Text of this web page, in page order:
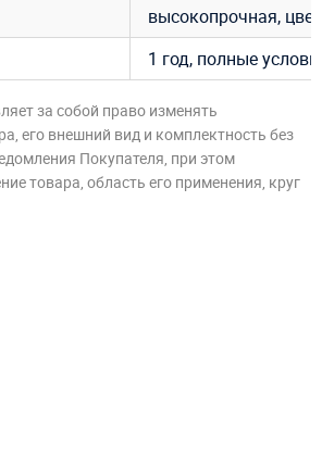
высокопрочная,
1 год, полные
за собой право изменять
его внешний вид и комплектность без
Покупателя, при этом
товара, область его применения, круг